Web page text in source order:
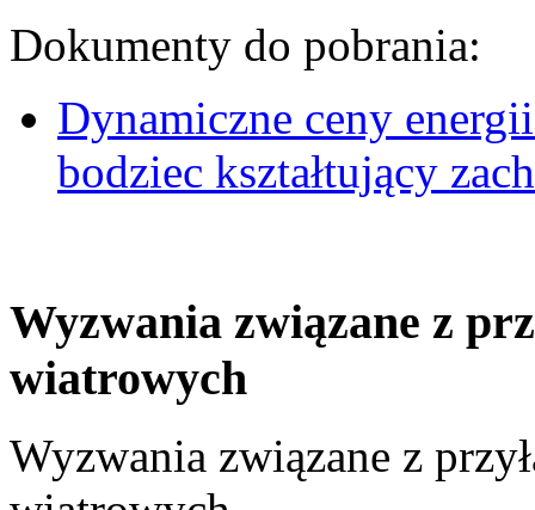
Dokumenty do pobrania:
Dynamiczne ceny
bodziec kształtujący
Wyzwania związane z
wiatrowych
Wyzwania związane z